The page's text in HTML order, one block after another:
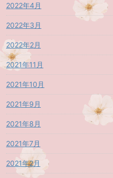
2022年4月
2022年3月
2022年2月
2021年11月
2021年10月
2021年9月
2021年8月
2021年7月
2021年2月